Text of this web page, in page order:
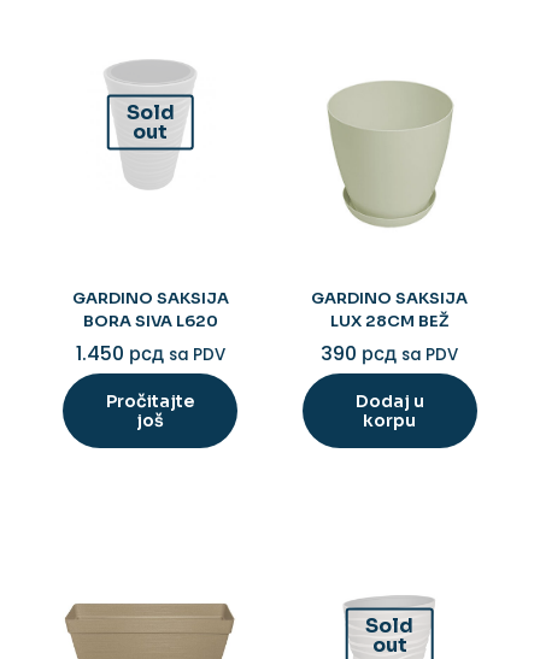
Sold
out
GARDINO SAKSIJA
BORA SIVA L620
1.450 рсд sa PDV
Pročitajte
još
GARDINO SAKSIJA
LUX 28CM BEŽ
390 рсд sa PDV
Dodaj u
korpu
Sold
out